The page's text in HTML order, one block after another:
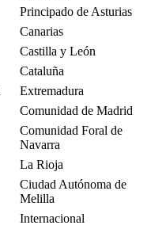
Principado de Asturias
Canarias
Castilla y León
Cataluña
Extremadura
Comunidad de Madrid
Comunidad Foral de
Navarra
La Rioja
Ciudad Autónoma de
Melilla
Internacional